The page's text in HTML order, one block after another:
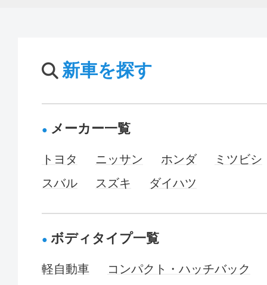
新車を探す
メーカー一覧
トヨタ ニッサン ホンダ
ミツビシ
スバル
スズキ ダイハツ
ボディタイプ一覧
軽自動車
コンパクト・ハッチバック